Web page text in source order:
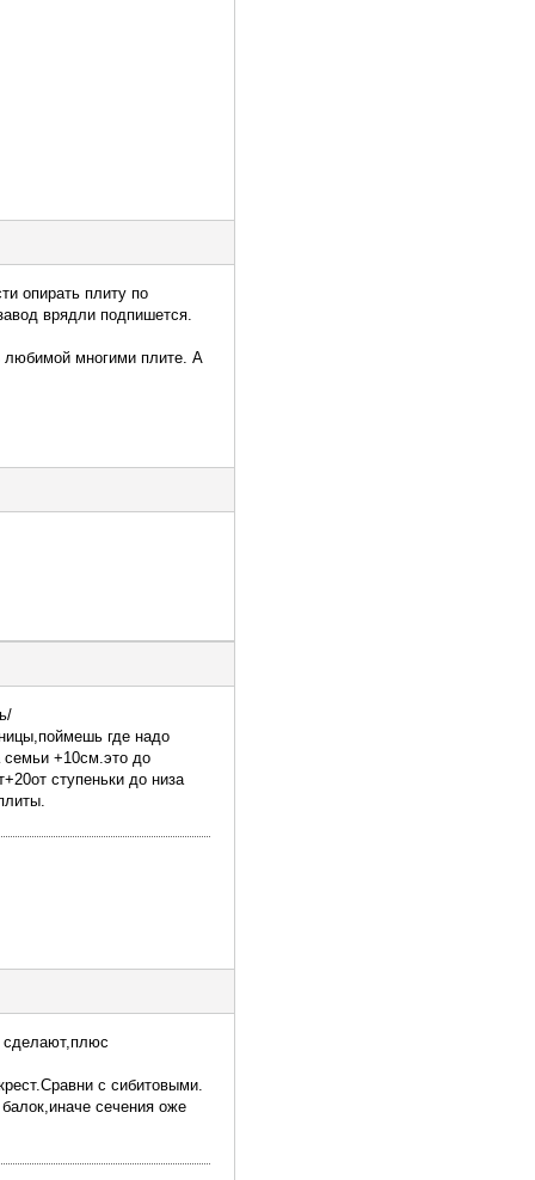
опирать плиту по
врядли подпишется.
любимой многими плите. А
где надо
семьи +10см.это до
ступеньки до низа
сделают,плюс
с сибитовыми.
сечения оже